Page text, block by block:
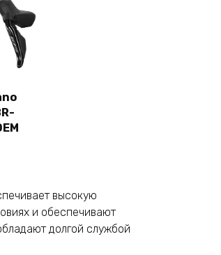
высокую
и обеспечивают
долгой службой